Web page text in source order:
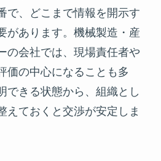
で、どこまで情報を開示す
があります。機械製造・産
の会社では、現場責任者や
価の中心になることも多
できる状態から、組織とし
えておくと交渉が安定しま